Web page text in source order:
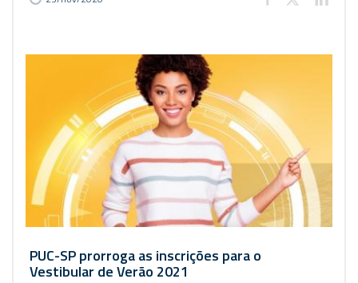
PUC-SP prorroga as inscrições para o
Vestibular de Verão 2021